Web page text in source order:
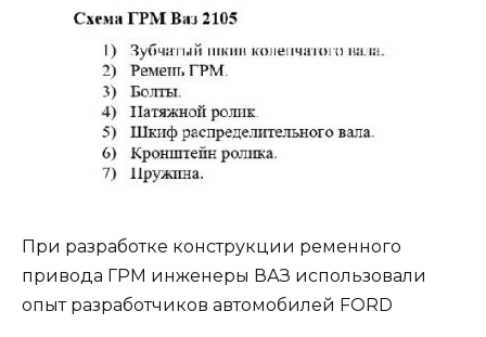
При разработке конструкции ременного
привода ГРМ инженеры ВАЗ использовали
опыт разработчиков автомобилей FORD